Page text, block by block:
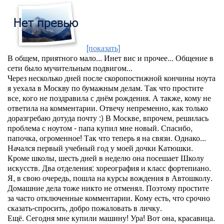
[показать]
В общем, приятного мало... Инет вис и прочее... Общение в
сети было мучительным подвигом...
Через несколько дней после скоропостижной кончины ноута
я уехала в Москву по бумажным делам. Так что простите
все, кого не поздравила с днём рождения. А также, кому не
ответила на комментарии. Отвечу непременно, как только
доразгребаю дотуда почту :) В Москве, впрочем, решилась
проблема с ноутом - папа купил мне новый. Спасибо,
папочка, огроменное! Так что теперь я на связи. Однако...
Начался первый учебный год у моей дочки Катюшки.
Кроме школы, шесть дней в неделю она посешает Школу
искусств. Два отделения: хореография и класс фортепиано.
Я, в свою очередь, пошла на курсы вождения в Автошколу.
Домашние дела тоже никто не отменял. Поэтому простите
за часто отключенные комментарии. Кому есть, что срочно
сказать-спросить, добро пожаловать в личку.
Ещё. Сегодня мне купили машину! Ура! Вот она, красавица.